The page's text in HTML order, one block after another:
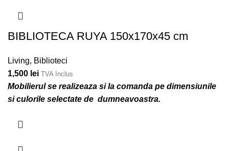
BIBLIOTECA RUYA 150x170x45 cm
Living, Biblioteci
1,500 lei TVA Inclus
Mobilierul se realizeaza si la comanda pe dimensiunile
si culorile selectate de dumneavoastra.